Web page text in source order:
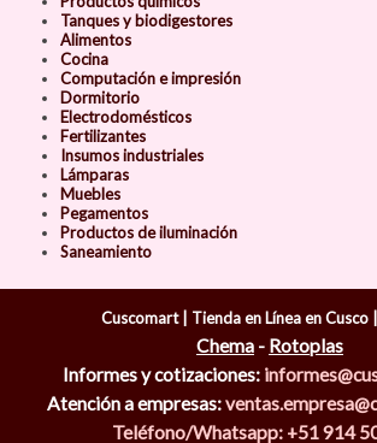
Tanques y biodigestores
Alimentos
Cocina
Computación e impresión
Dormitorio
Electrodomésticos
Fertilizantes
Insumos industriales
Lámparas
Muebles
Pegamentos
Productos de iluminación
Saneamiento
Cuscomart | Tienda en Línea en
Chema - Rotoplas
Informes y cotizaciones:
Atención a empresas:
Teléfono/Whatsapp: +51 914